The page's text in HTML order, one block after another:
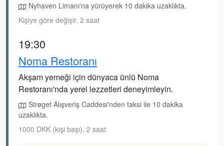
Nyhaven Limanı'na yürüyerek 10 dakika uzaklıkta.
Kişiye göre değişir, 2 saat
19:30
Noma Restoranı
Akşam yemeği için dünyaca ünlü Noma
Restoranı'nda yerel lezzetleri deneyimleyin.
Strøget Alışveriş Caddesi'nden taksi ile 10 dakika
uzaklıkta.
1000 DKK (kişi başı), 2 saat